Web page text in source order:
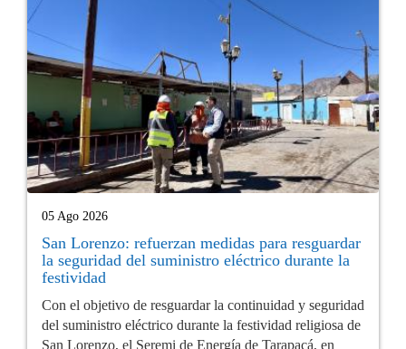
05 Ago 2026
San Lorenzo: refuerzan medidas para resguardar
la seguridad del suministro eléctrico durante la
festividad
Con el objetivo de resguardar la continuidad y seguridad
del suministro eléctrico durante la festividad religiosa de
San Lorenzo, el Seremi de Energía de Tarapacá, en